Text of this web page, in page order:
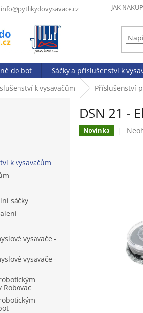
info@pytlikydovysavace.cz JAK
do bot Sáčky a příslušenství k
k vysavačům Příslušenství
k vysavačům
sáčky
vysavače -
vysavače -
Robovac
DSN 21 -
Novinka